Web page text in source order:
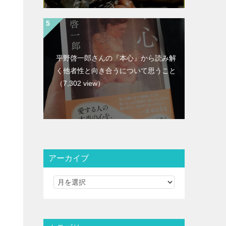
平野啓一郎さんの『本心』から読み解
く他者性と向き合うについて思うこと
（7,302 view）
アーカイブ